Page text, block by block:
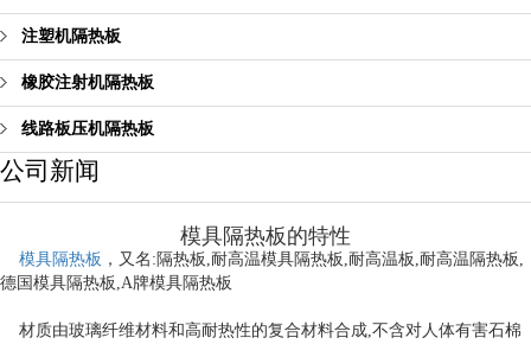
注塑机隔热板
橡胶注射机隔热板
线路板压机隔热板
公司新闻
模具隔热板的特性
模具隔热板 ，又名:隔热板,耐高温模具隔热板,耐高温板,耐高温隔热板,
德国模具隔热板,A牌模具隔热板
材质由玻璃纤维材料和高耐热性的复合材料合成,不含对人体有害石棉